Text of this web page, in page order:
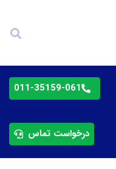
011-35159-064
درخواست تماس